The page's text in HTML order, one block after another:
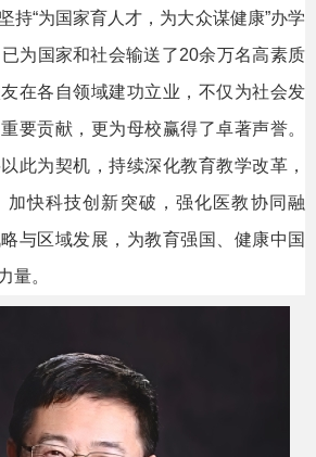
持“为国家育人才，为大众谋健康”办学
为国家和社会输送了20余万名高素质
在各自领域建功立业，不仅为社会发
要贡献，更为母校赢得了卓著声誉。
此为契机，持续深化教育教学改革，
加快科技创新突破，强化医教协同融
与区域发展，为教育强国、健康中国
量。